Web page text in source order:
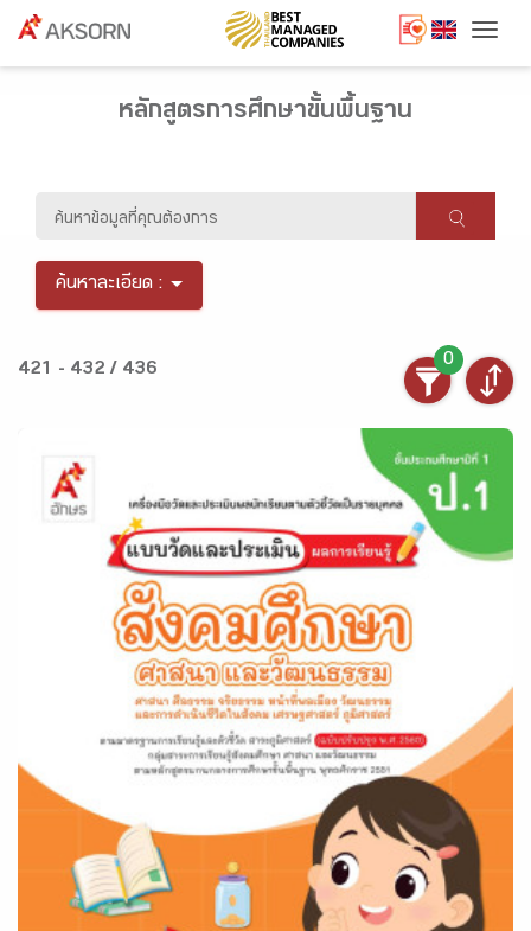
หลักสูตรการศึกษาขั้นพื้นฐาน
ค้นหาละเอียด :
421 - 432 / 436
0